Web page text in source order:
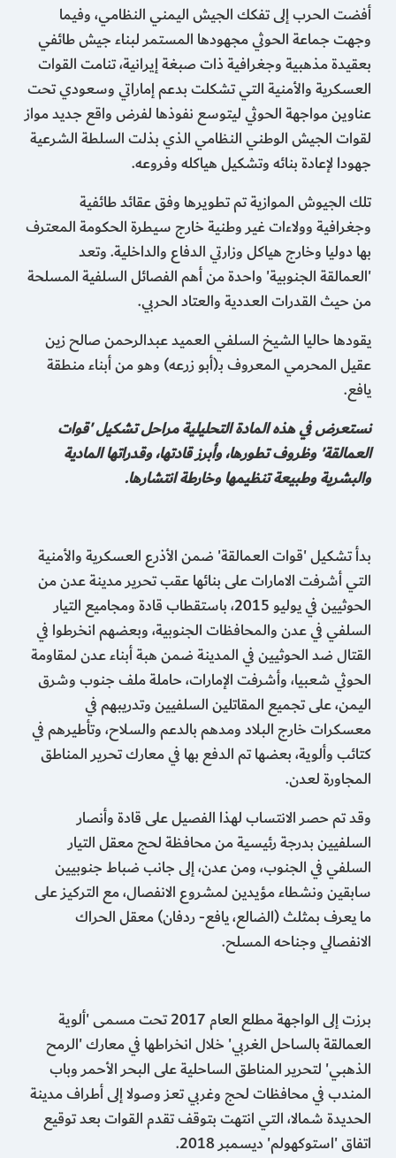
أفضت الحرب إلى تفكك الجيش اليمني النظامي، وفيما
وجهت جماعة الحوثي مجهودها المستمر لبناء جيش طائفي
بعقيدة مذهبية وجغرافية ذات صبغة إيرانية، تنامت القوات
العسكرية والأمنية التي تشكلت بدعم إماراتي وسعودي تحت
عناوين مواجهة الحوثي ليتوسع نفوذها لفرض واقع جديد مواز
لقوات الجيش الوطني النظامي الذي بذلت السلطة الشرعية
جهودا لإعادة بنائه وتشكيل هياكله وفروعه.
تلك الجيوش الموازية تم تطويرها وفق عقائد طائفية
وجغرافية وولاءات غير وطنية خارج سيطرة الحكومة المعترف
بها دوليا وخارج هياكل وزارتي الدفاع والداخلية. وتعد
'العمالقة الجنوبية' واحدة من أهم الفصائل السلفية المسلحة
من حيث القدرات العددية والعتاد الحربي.
يقودها حاليا الشيخ السلفي العميد عبدالرحمن صالح زين
عقيل المحرمي المعروف بـ(أبو زرعه) وهو من أبناء منطقة
يافع.
نستعرض في هذه المادة التحليلية مراحل تشكيل 'قوات
العمالقة' وظروف تطورها، وأبرز قادتها، وقدراتها المادية
والبشرية وطبيعة تنظيمها وخارطة انتشارها.
بدأ تشكيل 'قوات العمالقة' ضمن الأذرع العسكرية والأمنية
التي أشرفت الامارات على بنائها عقب تحرير مدينة عدن من
الحوثيين في يوليو 2015، باستقطاب قادة ومجاميع التيار
السلفي في عدن والمحافظات الجنوبية، وبعضهم انخرطوا في
القتال ضد الحوثيين في المدينة ضمن هبة أبناء عدن لمقاومة
الحوثي شعبيا، وأشرفت الإمارات، حاملة ملف جنوب وشرق
اليمن، على تجميع المقاتلين السلفيين وتدريبهم في
معسكرات خارج البلاد ومدهم بالدعم والسلاح، وتأطيرهم في
كتائب وألوية، بعضها تم الدفع بها في معارك تحرير المناطق
المجاورة لعدن.
وقد تم حصر الانتساب لهذا الفصيل على قادة وأنصار
السلفيين بدرجة رئيسية من محافظة لحج معقل التيار
السلفي في الجنوب، ومن عدن، إلى جانب ضباط جنوبيين
سابقين ونشطاء مؤيدين لمشروع الانفصال، مع التركيز على
ما يعرف بمثلث (الضالع، يافع- ردفان) معقل الحراك
الانفصالي وجناحه المسلح.
برزت إلى الواجهة مطلع العام 2017 تحت مسمى 'ألوية
العمالقة بالساحل الغربي' خلال انخراطها في معارك 'الرمح
الذهبي' لتحرير المناطق الساحلية على البحر الأحمر وباب
المندب في محافظات لحج وغربي تعز وصولا إلى أطراف مدينة
الحديدة شمالا، التي انتهت بتوقف تقدم القوات بعد توقيع
اتفاق 'استوكهولم' ديسمبر 2018.